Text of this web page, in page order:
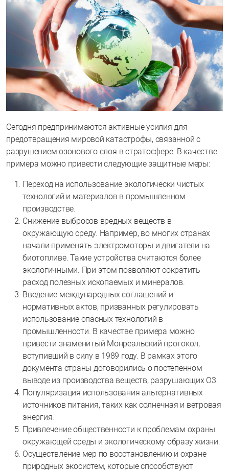
Сегодня предпринимаются активные усилия для
предотвращения мировой катастрофы, связанной с
разрушением озонового слоя в стратосфере. В качестве
примера можно привести следующие защитные меры:
Переход на использование экологически чистых
технологий и материалов в промышленном
производстве.
Снижение выбросов вредных веществ в
окружающую среду. Например, во многих странах
начали применять электромоторы и двигатели на
биотопливе. Такие устройства считаются более
экологичными. При этом позволяют сократить
расход полезных ископаемых и минералов.
Введение международных соглашений и
нормативных актов, призванных регулировать
использование опасных технологий в
промышленности. В качестве примера можно
привести знаменитый Монреальский протокол,
вступивший в силу в 1989 году. В рамках этого
документа страны договорились о постепенном
выводе из производства веществ, разрушающих О3.
Популяризация использования альтернативных
источников питания, таких как солнечная и ветровая
энергия.
Привлечение общественности к проблемам охраны
окружающей среды и экологическому образу жизни.
Осуществление мер по восстановлению и охране
природных экосистем, которые способствуют